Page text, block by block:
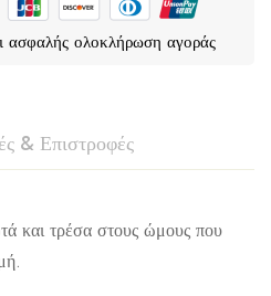
ασφαλής ολοκλήρωση αγοράς
& Επιστροφές
και τρέσα στους ώμους που